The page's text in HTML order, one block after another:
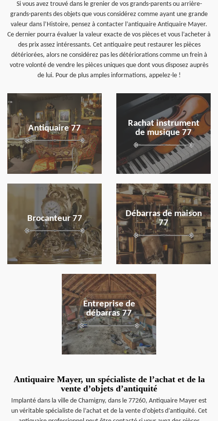
Si vous avez trouvé dans le grenier de vos grands-parents ou arrière-
grands-parents des objets que vous considérez comme ayant une grande
valeur dans l’Histoire, pensez à contacter l’antiquaire Antiquaire Mayer.
Ce dernier pourra évaluer la valeur exacte de vos pièces et vous l’acheter à
des prix assez intéressants. Cet antiquaire peut restaurer les pièces
détériorées, alors ne considérez pas les détériorations comme un frein à
votre volonté de vendre les pièces uniques que dont vous disposez auprès
de lui. Pour de plus amples informations, appelez-le !
Antiquaire 77
en savoir plus
Rachat instrument
de musique 77
en savoir plus
Brocanteur 77
en savoir plus
Débarras de maison
77
en savoir plus
Entreprise de
débarras 77
en savoir plus
Antiquaire Mayer, un spécialiste de l’achat et de la
vente d’objets d’antiquité
Implanté dans la ville de Chamigny, dans le 77260, Antiquaire Mayer est
un véritable spécialiste de l’achat et de la vente d’objets d’antiquité. Cet